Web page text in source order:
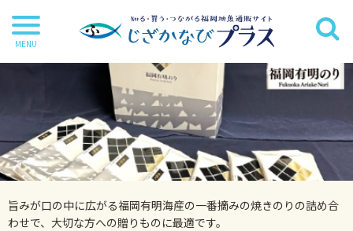
丸魚
切り身
茶漬け・炊き込み等
鍋・麺類
旨みが口の中に広がる福岡有明海産の一番摘みの焼きのりの詰め合
わせで、大切な方への贈りものに最適です。